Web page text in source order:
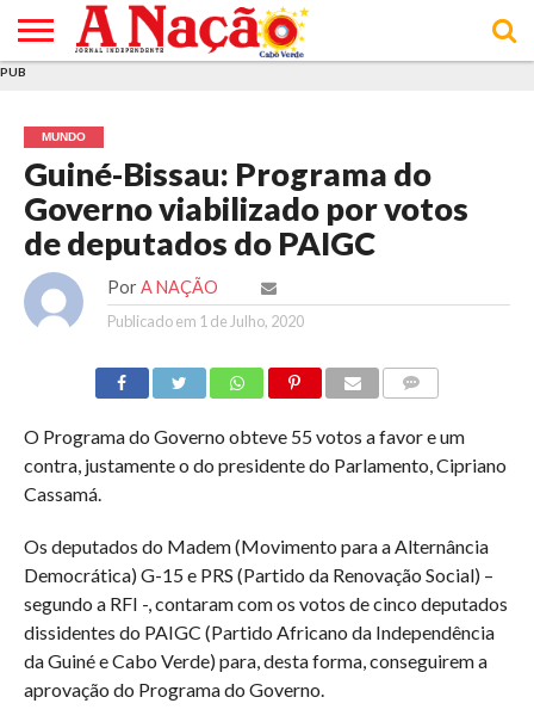
E DE
COOKIES
DE
UTILIZAÇÃO
PUB
MUNDO
Guiné-Bissau: Programa do
Governo viabilizado por votos
de deputados do PAIGC
Por A NAÇÃO
Publicado em 1 de Julho, 2020
O Programa do Governo obteve 55 votos a favor e um
contra, justamente o do presidente do Parlamento, Cipriano
Cassamá.
Os deputados do Madem (Movimento para a Alternância
Democrática) G-15 e PRS (Partido da Renovação Social) –
segundo a RFI -, contaram com os votos de cinco deputados
dissidentes do PAIGC (Partido Africano da Independência
da Guiné e Cabo Verde) para, desta forma, conseguirem a
aprovação do Programa do Governo.